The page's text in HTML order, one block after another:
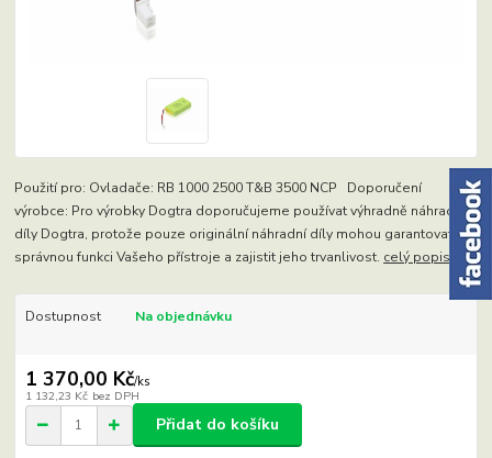
Použití pro: Ovladače: RB 1000 2500 T&B 3500 NCP Doporučení
výrobce: Pro výrobky Dogtra doporučujeme používat výhradně náhradní
díly Dogtra, protože pouze originální náhradní díly mohou garantovat
správnou funkci Vašeho přístroje a zajistit jeho trvanlivost. celý popis
Dostupnost Na objednávku
1 370,00 Kč/ks
1 132,23 Kč bez DPH
Přidat do košíku